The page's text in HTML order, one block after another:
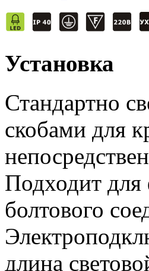
Установка
Стандартно
скобами для
Подходит
болтового
длина